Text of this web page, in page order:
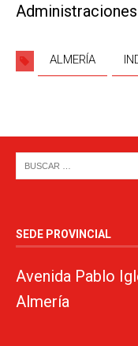
ALMERÍA
SEDE PROVINCIAL
Avenida Pablo
Almería